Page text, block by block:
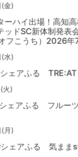
金)
ーハイ出場！高知
ッドSC新体制発表
フこうち）2026年
水)
ェアふる TRE:AT
火)
ェアふる フルー
月)
ェアふる 気まま